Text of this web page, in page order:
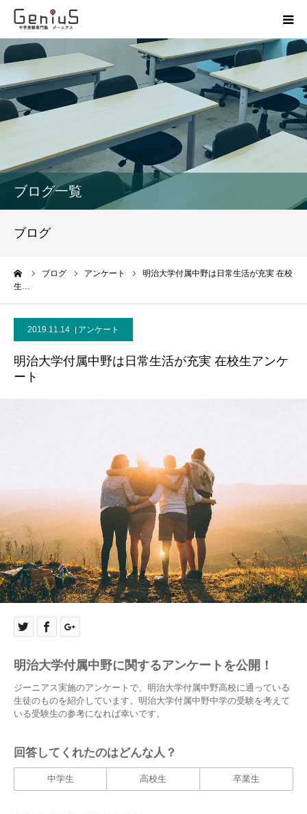
ブログ一覧
ブログ
ブログ アンケート
明治大学付属中野は日常生活が充実 在校
生…
2019.11.14 アンケート
明治大学付属中野は日常生活が充実 在校生アンケ
ート
明治大学付属中野に関するアンケートを公開！
ジーニアス実施のアンケートで、明治大学付属中野高校に通っている
生徒のものを紹介しています。明治大学付属中野中学の受験を考えて
いる受験生の参考になれば幸いです。
回答してくれたのはどんな人？
中学生 高校生 卒業生
授業
志望校別特訓
模試